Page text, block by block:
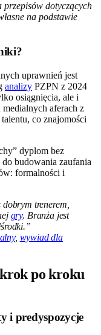
dotyczących
na podstawie
uprawnień jest
analizy PZPN z 2024
osiągnięcia, ale i
aferach z
co znajomości
dyplom bez
budowania zaufania
formalności i
dobrym trenerem,
gry. Branża jest
, wywiad dla
po kroku
i predyspozycje